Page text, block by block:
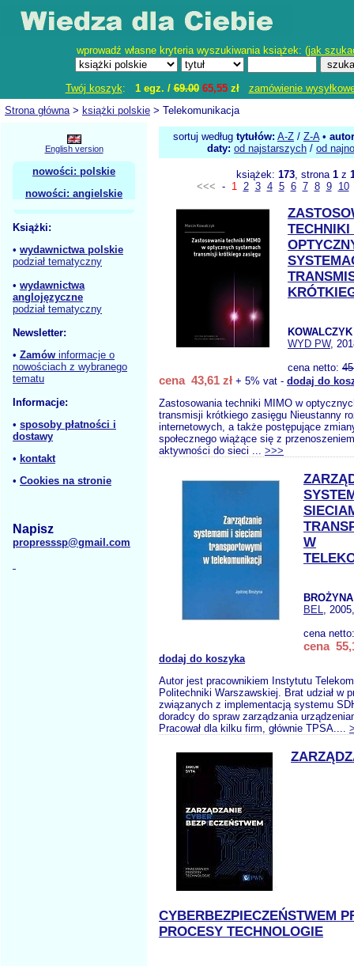
wprowadź własne kryteria wyszukiwania książek: (jak
Twój koszyk: 1 egz. /69.00 65,55zł
zamówienie
Strona główna> książki polskie > Telekomunikacja
English version
nowości: polskie
nowości: angielskie
Książki:
• wydawnictwa polskie
podział tematyczny
• wydawnictwa
anglojęzyczne
podział tematyczny
Newsletter:
• Zamów informacje o
nowościach z wybranego
tematu
Informacje:
• sposoby płatności i
dostawy
• kontakt
• Cookies na stronie
Napisz
propresssp@gmail.com
sortuj według tytułów: A-Z / Z-A•
daty: od najstarszych / od
książek: 173, strona 1z
<<< - 1 2 3 4 5 6 7 8 9 10
TECHNIKI
WYD PW,
cena netto:
cena 43,61 zł + 5% vat - dodaj do
Zastosowania techniki MIMO w
transmisji krótkiego zasięgu Nieustanny
internetowych, a także postępujące
społecznego wiążące się z
aktywności do sieci ... >>>
W
BEL,
cena
cena
dodaj do koszyka
Autor jest pracownikiem Instytutu
Politechniki Warszawskiej. Brat udział w
związanych z implementacją systemu
doradcy do spraw zarządzania
Pracował dla kilku firm, głównie TPSA....
CYBERBEZPIECZEŃSTWEM
PROCESY TECHNOLOGIE